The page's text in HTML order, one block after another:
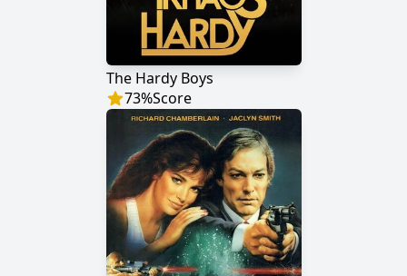
The Hardy Boys
73%Score